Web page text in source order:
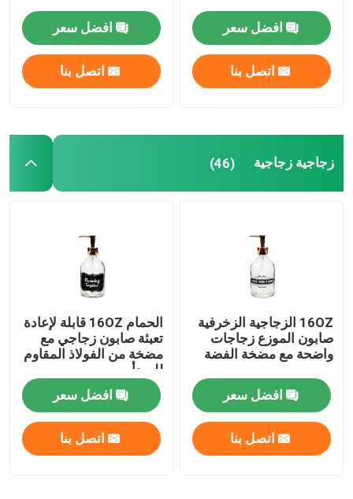
افضل سعر
اتصل بنا
افضل سعر
اتصل بنا
زجاجية زجاجية (46)
16OZ الزجاجية الزخرفية
صابون الموزع زجاجات
واضحة مع مضخة الفضة
افضل سعر
اتصل بنا
الحمام 16OZ قابلة لإعادة
تعبئة صابون زجاجي مع
مضخة من الفولاذ المقاوم
للصدأ
افضل سعر
اتصل بنا